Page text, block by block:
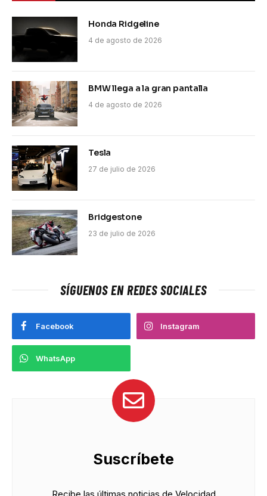
Honda Ridgeline
4 de agosto de 2026
BMW llega a la gran pantalla
4 de agosto de 2026
Tesla
27 de julio de 2026
Bridgestone
23 de julio de 2026
SÍGUENOS EN REDES SOCIALES
Facebook Instagram
WhatsApp
Suscríbete
Recibe las últimas noticias de Velocidad